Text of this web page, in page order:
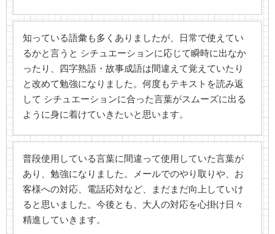
知っている語彙も多くありましたが、日常で使えてい
るかと言うと シチュエーションに応じて瞬時に出なか
ったり、四字熟語・故事成語は間違えて覚えていたり
と改めて勉強になりました。何度もテキストを読み返
して シチュエーションに合った言葉がスムーズに出る
ように身に着けていきたいと思います。
普段使用している言葉に間違って使用していた言葉が
あり、勉強になりました。メールでのやり取りや、お
客様への対応、電話応対など、まだまだ向上していけ
ると思いました。今後とも、大人の対応を心掛け日々
精進していきます。